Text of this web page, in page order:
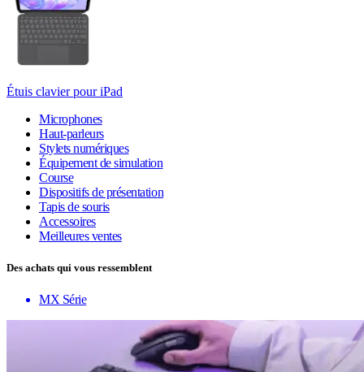
Étuis clavier pour iPad
Microphones
Haut-parleurs
Stylets numériques
Équipement de simulation
Course
Dispositifs de présentation
Tapis de souris
Accessoires
Meilleures ventes
Des achats qui vous ressemblent
MX Série